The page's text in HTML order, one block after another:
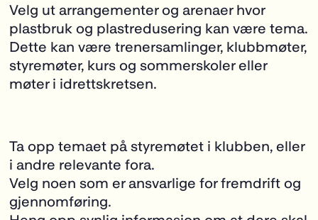
Velg ut arrangementer og arenaer hvor
plastbruk og plastredusering kan være tema.
Dette kan være trenersamlinger, klubbmøter,
styremøter, kurs og sommerskoler eller
møter i idrettskretsen.
Ta opp temaet på styremøtet i klubben, eller
i andre relevante fora.
Velg noen som er ansvarlige for fremdrift og
gjennomføring.